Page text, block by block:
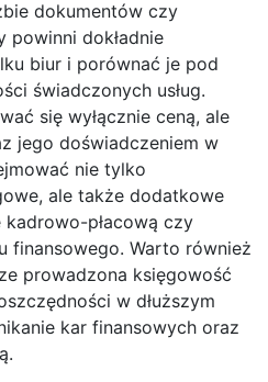
dokumentów czy
powinni dokładnie
biur i porównać je pod
świadczonych usług.
się wyłącznie ceną, ale
jego doświadczeniem w
nie tylko
ale także dodatkowe
kadrowo-płacową czy
finansowego. Warto również
prowadzona księgowość
w dłuższym
kar finansowych oraz